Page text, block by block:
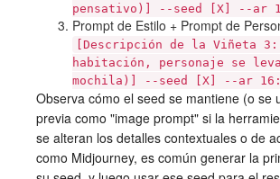
pensativo)] --seed [X] --ar
Prompt de Estilo + Prompt de
[Descripción de la Viñeta 3:
habitación, personaje se
mochila)] --seed [X] --ar
Observa cómo el seed se mantiene (o se
previa como "image prompt" si la
se alteran los detalles contextuales o de
como Midjourney, es común generar la